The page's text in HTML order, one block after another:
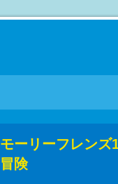
モーリーフレン
冒険